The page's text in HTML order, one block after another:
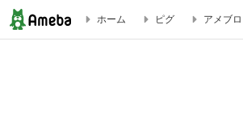
【TV】今夜のドデスカナイト | SUGI-J
ホーム ピグ アメブロ